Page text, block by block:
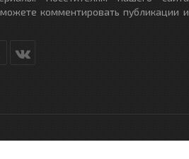
комментировать публикации и
Reserved.